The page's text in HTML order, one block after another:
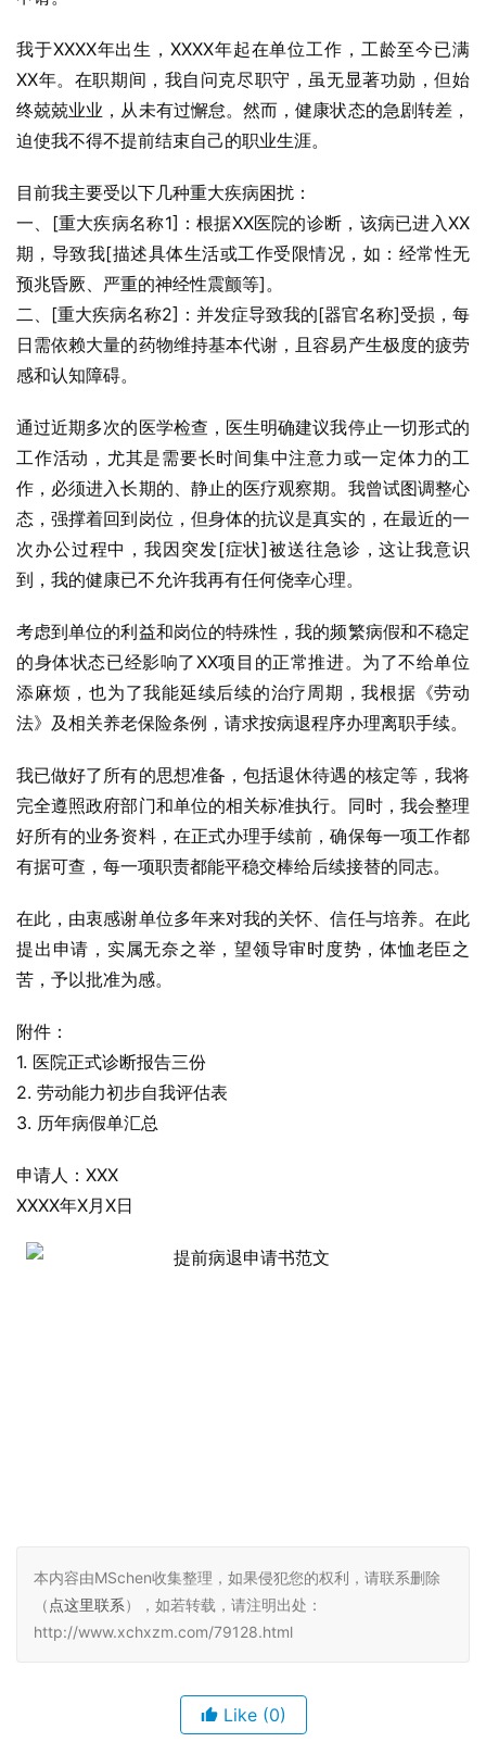
我于XXXX年出生，XXXX年起在单位工作，工龄至今已满
XX年。在职期间，我自问克尽职守，虽无显著功勋，但始
终兢兢业业，从未有过懈怠。然而，健康状态的急剧转差，
迫使我不得不提前结束自己的职业生涯。
目前我主要受以下几种重大疾病困扰：
一、[重大疾病名称1]：根据XX医院的诊断，该病已进入XX
期，导致我[描述具体生活或工作受限情况，如：经常性无
预兆昏厥、严重的神经性震颤等]。
二、[重大疾病名称2]：并发症导致我的[器官名称]受损，每
日需依赖大量的药物维持基本代谢，且容易产生极度的疲劳
感和认知障碍。
通过近期多次的医学检查，医生明确建议我停止一切形式的
工作活动，尤其是需要长时间集中注意力或一定体力的工
作，必须进入长期的、静止的医疗观察期。我曾试图调整心
态，强撑着回到岗位，但身体的抗议是真实的，在最近的一
次办公过程中，我因突发[症状]被送往急诊，这让我意识
到，我的健康已不允许我再有任何侥幸心理。
考虑到单位的利益和岗位的特殊性，我的频繁病假和不稳定
的身体状态已经影响了XX项目的正常推进。为了不给单位
添麻烦，也为了我能延续后续的治疗周期，我根据《劳动
法》及相关养老保险条例，请求按病退程序办理离职手续。
我已做好了所有的思想准备，包括退休待遇的核定等，我将
完全遵照政府部门和单位的相关标准执行。同时，我会整理
好所有的业务资料，在正式办理手续前，确保每一项工作都
有据可查，每一项职责都能平稳交棒给后续接替的同志。
在此，由衷感谢单位多年来对我的关怀、信任与培养。在此
提出申请，实属无奈之举，望领导审时度势，体恤老臣之
苦，予以批准为感。
附件：
1. 医院正式诊断报告三份
2. 劳动能力初步自我评估表
3. 历年病假单汇总
申请人：XXX
XXXX年X月X日
本内容由MSchen收集整理，如果侵犯您的权利，请联系删除
（ 点这里联系），如若转载，请注明出处：
http://www.xchxzm.com/79128.html
Like (0)